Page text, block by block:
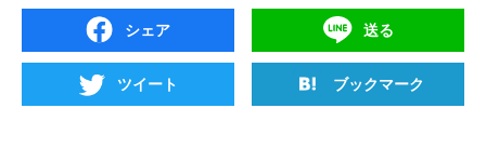
シェア 送る
ツイート ブックマーク